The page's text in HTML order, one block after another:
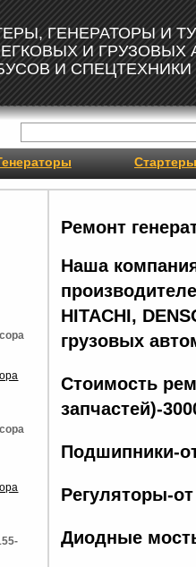
ГЕНЕРАТОРЫ И
И ГРУЗОВЫХ
И СПЕЦТЕХНИКИ
Стартеры
Ремонт
Наша
HITACHI,
грузовых
Стоимость
запчастей)-
Подшипники-
Регуляторы-
Диодные